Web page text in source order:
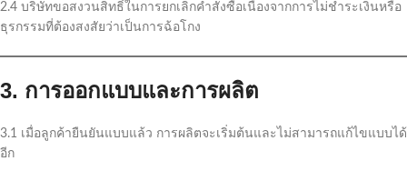
2.4 บริษัทขอสงวนสิทธิ์ในการยกเลิกคำสั่งซื้อเนื่องจากการไม่ชำระเงินหรือ
ธุรกรรมที่ต้องสงสัยว่าเป็นการฉ้อโกง
3. การออกแบบและการผลิต
3.1 เมื่อลูกค้ายืนยันแบบแล้ว การผลิตจะเริ่มต้นและไม่สามารถแก้ไขแบบได้
อีก